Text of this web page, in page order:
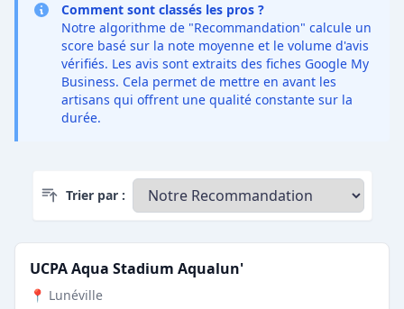
Comment sont classés les pros ?
Notre algorithme de "Recommandation" calcule un
score basé sur la note moyenne et le volume d'avis
vérifiés. Les avis sont extraits des fiches Google My
Business. Cela permet de mettre en avant les
artisans qui offrent une qualité constante sur la
durée.
Trier par :
UCPA Aqua Stadium Aqualun'
📍 Lunéville